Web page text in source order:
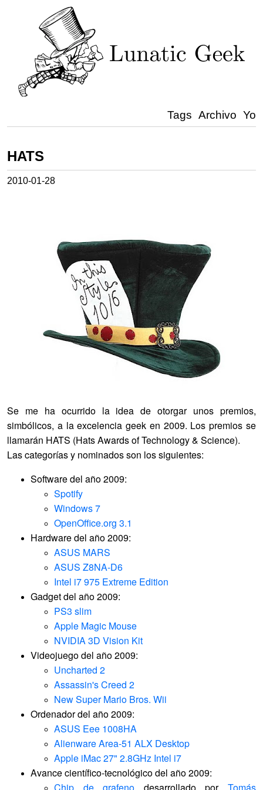
Tags Archivo Yo
HATS
2010-01-28
Se me ha ocurrido la idea de otorgar unos premios,
simbólicos, a la excelencia geek en 2009. Los premios se
llamarán HATS (Hats Awards of Technology & Science).
Las categorías y nominados son los siguientes:
Software del año 2009:
Spotify
Windows 7
OpenOffice.org 3.1
Hardware del año 2009:
ASUS MARS
ASUS Z8NA-D6
Intel i7 975 Extreme Edition
Gadget del año 2009:
PS3 slim
Apple Magic Mouse
NVIDIA 3D Vision Kit
Videojuego del año 2009:
Uncharted 2
Assassin's Creed 2
New Super Mario Bros. Wii
Ordenador del año 2009:
ASUS Eee 1008HA
Alienware Area-51 ALX Desktop
Apple iMac 27" 2.8GHz Intel i7
Avance científico-tecnológico del año 2009:
Chip de grafeno desarrollado por Tomás